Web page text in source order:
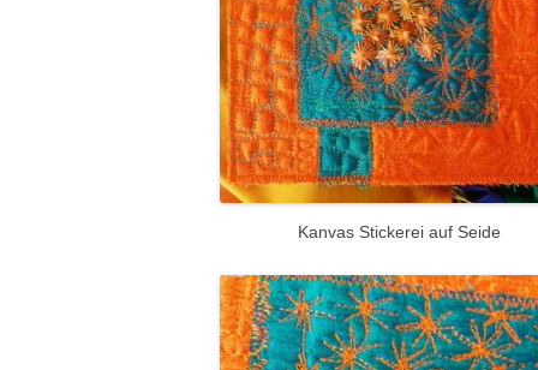
Kanvas Stickerei auf Seide